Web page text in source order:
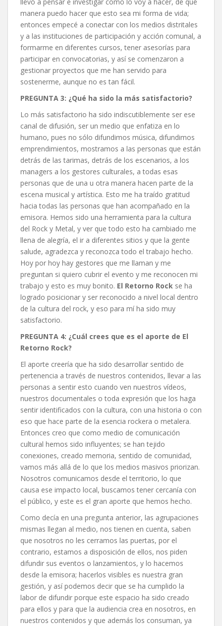
manera puedo hacer que esto sea mi forma de vida;
entonces empecé a conectar con los medios distritales
y a las instituciones de participación y acción comunal, a
formarme en diferentes cursos, tener asesorías para
participar en convocatorias, y así se comenzaron a
gestionar proyectos que me han servido para
sostenerme, aunque no es tan fácil.
PREGUNTA 3: ¿Qué ha sido la más satisfactorio?
Lo más satisfactorio ha sido indiscutiblemente ser ese
canal de difusión, ser un medio que enfatiza en lo
humano, pues no sólo difundimos música, difundimos
emprendimientos, mostramos a las personas que están
detrás de las tarimas, detrás de los escenarios, a los
managers a los gestores culturales, a todas esas
personas que de una u otra manera hacen parte de la
escena musical y artística. Esto me ha traído gratitud
hacia todas las personas que han acompañado en la
emisora. Hemos sido una herramienta para la cultura
del Rock y Metal, y ver que todo esto ha cambiado me
llena de alegría, el ir a diferentes sitios y que la gente
salude, agradezca y reconozca todo el trabajo hecho.
Hoy por hoy hay gestores que me llaman y me
preguntan si quiero cubrir el evento y me reconocen mi
trabajo y esto es muy bonito. El Retorno Rock se ha
logrado posicionar y ser reconocido a nivel local dentro
de la cultura del rock, y eso para mí ha sido muy
satisfactorio.
PREGUNTA 4: ¿Cuál crees que es el aporte de El
Retorno Rock?
El aporte creería que ha sido desarrollar sentido de
pertenencia a través de nuestros contenidos, llevar a las
personas a sentir esto cuando ven nuestros vídeos,
nuestros documentales o toda expresión que los haga
sentir identificados con la cultura, con una historia o con
eso que hace parte de la esencia rockera o metalera.
Entonces creo que como medio de comunicación
cultural hemos sido influyentes; se han tejido
conexiones, creado memoria, sentido de comunidad,
vamos más allá de lo que los medios masivos priorizan.
Nosotros comunicamos desde el territorio, lo que
causa ese impacto local, buscamos tener cercanía con
el público, y este es el gran aporte que hemos hecho.
Como decía en una pregunta anterior, las agrupaciones
mismas llegan al medio, nos tienen en cuenta, saben
que nosotros no les cerramos las puertas, por el
contrario, estamos a disposición de ellos, nos piden
difundir sus eventos o lanzamientos, y lo hacemos
desde la emisora; hacerlos visibles es nuestra gran
gestión, y así podemos decir que se ha cumplido la
labor de difundir porque este espacio ha sido creado
para ellos y para que la audiencia crea en nosotros, en
nuestros contenidos y que además los consuman, ya